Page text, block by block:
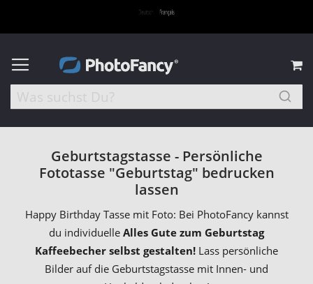
Geburtstagstasse - Persönliche
Fototasse "Geburtstag" bedrucken
lassen
Happy Birthday Tasse mit Foto: Bei PhotoFancy kannst
du individuelle Alles Gute zum Geburtstag
Kaffeebecher selbst gestalten! Lass persönliche
Bilder auf die Geburtstagstasse mit Innen- und